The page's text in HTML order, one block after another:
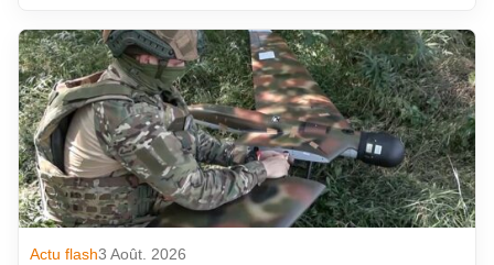
Actu flash3 Août. 2026